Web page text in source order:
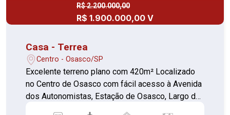
R$ 2.200.000,00
R$ 1.900.000,00 V
Casa - Terrea
Centro - Osasco/SP
Excelente terreno plano com 420m² Localizado
no Centro de Osasco com fácil acesso à Avenida
dos Autonomistas, Estação de Osasco, Largo de